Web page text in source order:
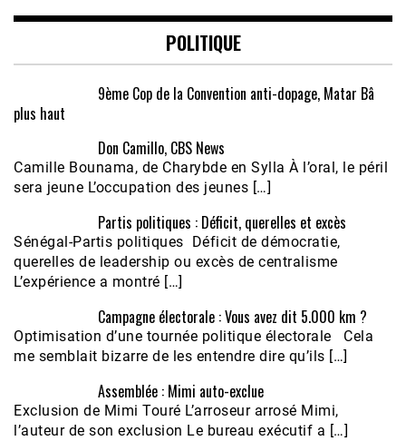
POLITIQUE
9ème Cop de la Convention anti-dopage, Matar Bâ
plus haut
Don Camillo, CBS News
Camille Bounama, de Charybde en Sylla À l’oral, le péril
sera jeune L’occupation des jeunes […]
Partis politiques : Déficit, querelles et excès
Sénégal-Partis politiques Déficit de démocratie,
querelles de leadership ou excès de centralisme
L’expérience a montré […]
Campagne électorale : Vous avez dit 5.000 km ?
Optimisation d’une tournée politique électorale Cela
me semblait bizarre de les entendre dire qu’ils […]
Assemblée : Mimi auto-exclue
Exclusion de Mimi Touré L’arroseur arrosé Mimi,
l’auteur de son exclusion Le bureau exécutif a […]